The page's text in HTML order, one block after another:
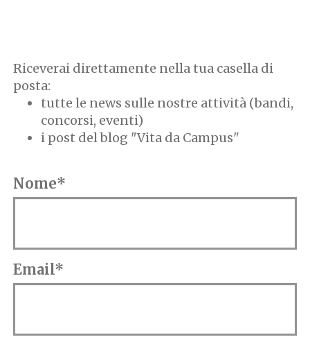
Riceverai direttamente nella tua casella di
posta:
tutte le news sulle nostre attività (bandi,
concorsi, eventi)
i post del blog "Vita da Campus"
Nome*
Email*